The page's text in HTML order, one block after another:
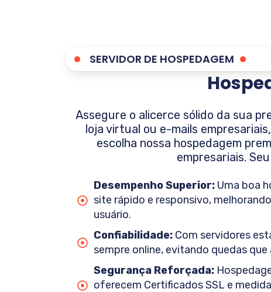
SERVIDOR DE HOSPEDAGEM
Assegure o alicerce sólido da sua
loja virtual ou e-mails
escolha nossa hospedagem
empresariais.
Desempenho Superior:Uma boa
site rápido e responsivo,
usuário.
Confiabilidade:Com servidores
sempre online, evitando quedas
Segurança Reforçada:
oferecem Certificados SSL e